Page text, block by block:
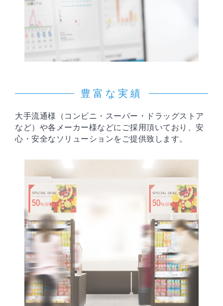
豊富な実績
大手流通様（コンビニ・スーパー・ドラッグストア
など）や各メーカー様などにご採用頂いており、安
心・安全なソリューションをご提供致します。